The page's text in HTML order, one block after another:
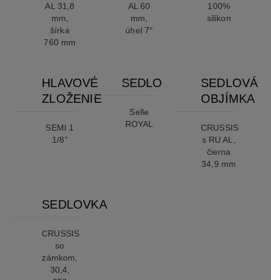
AL 31,8
mm,
šírka
760 mm
AL 60
mm,
úhel 7°
100%
silikon
HLAVOVÉ
ZLOŽENIE
SEMI 1
1/8"
SEDLO
Selle
ROYAL
SEDLOVÁ
OBJÍMKA
CRUSSIS
s RU AL,
čierna
34,9 mm
SEDLOVKA
CRUSSIS
so
zámkom,
30,4,